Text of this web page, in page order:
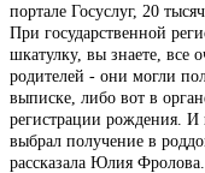
портале Госуслуг, 20
При государственной
шкатулку, вы знаете, все
родителей - они могли
выписке, либо вот в
регистрации рождения. И
выбрал получение в
рассказала Юлия Фролова.